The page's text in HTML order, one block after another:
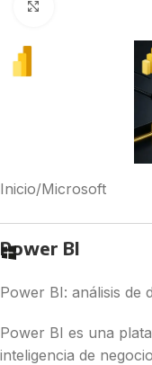
Inicio/Microsoft
Power BI
Power BI: análisis de
Power BI es una
inteligencia de